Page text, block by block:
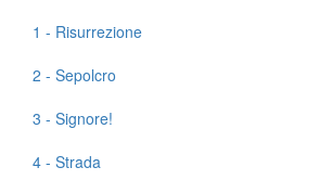
1 - Risurrezione
2 - Sepolcro
3 - Signore!
4 - Strada